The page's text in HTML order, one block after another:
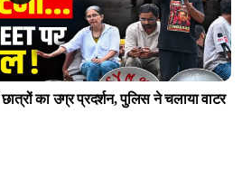
का उग्र प्रदर्शन, पुलिस ने चलाया वाटर